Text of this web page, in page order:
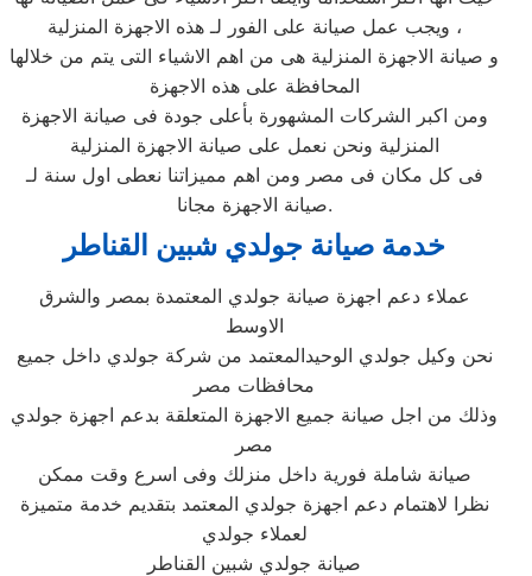
ويجب عمل صيانة على الفور لـ هذه الاجهزة المنزلية ،
و صيانة الاجهزة المنزلية هى من اهم الاشياء التى يتم من خلالها
المحافظة على هذه الاجهزة
ومن اكبر الشركات المشهورة بأعلى جودة فى صيانة الاجهزة
المنزلية ونحن نعمل على صيانة الاجهزة المنزلية
فى كل مكان فى مصر ومن اهم مميزاتنا نعطى اول سنة لـ
صيانة الاجهزة مجانا.
خدمة صيانة جولدي شبين القناطر
عملاء دعم اجهزة صيانة جولدي المعتمدة بمصر والشرق
الاوسط
نحن وكيل جولدي الوحيدالمعتمد من شركة جولدي داخل جميع
محافظات مصر
وذلك من اجل صيانة جميع الاجهزة المتعلقة بدعم اجهزة جولدي
مصر
صيانة شاملة فورية داخل منزلك وفى اسرع وقت ممكن
نظرا لاهتمام دعم اجهزة جولدي المعتمد بتقديم خدمة متميزة
لعملاء جولدي
صيانة جولدي شبين القناطر